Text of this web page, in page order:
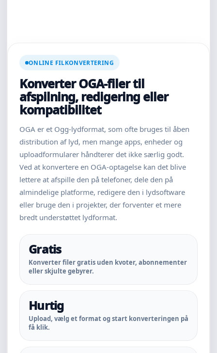
ONLINE FILKONVERTERING
Konverter OGA-filer til
afspilning, redigering eller
kompatibilitet
OGA er et Ogg-lydformat, som ofte bruges til åben
distribution af lyd, men mange apps, enheder og
uploadformularer håndterer det ikke særlig godt.
Ved at konvertere en OGA-optagelse kan det blive
lettere at afspille den på telefoner, dele den på
almindelige platforme, redigere den i lydsoftware
eller bruge den i projekter, der forventer et mere
bredt understøttet lydformat.
Gratis
Konverter filer gratis uden kvoter, abonnementer
eller skjulte gebyrer.
Hurtig
Upload, vælg et format og start konverteringen på
få klik.